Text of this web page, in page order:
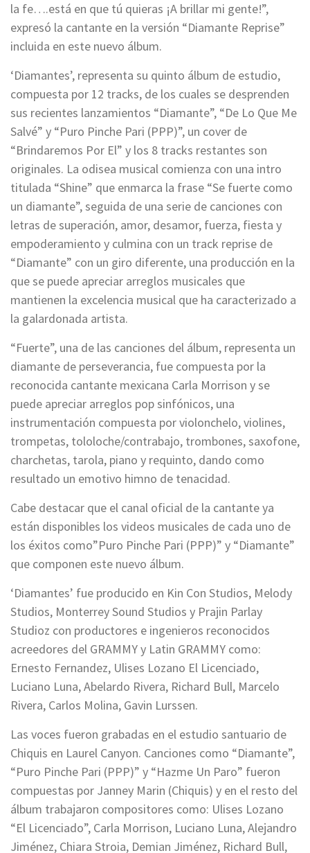
la fe….está en que tú quieras ¡A brillar mi gente!”,
expresó la cantante en la versión “Diamante Reprise”
incluida en este nuevo álbum.
‘Diamantes’, representa su quinto álbum de estudio,
compuesta por 12 tracks, de los cuales se desprenden
sus recientes lanzamientos “Diamante”, “De Lo Que Me
Salvé” y “Puro Pinche Pari (PPP)”, un cover de
“Brindaremos Por El” y los 8 tracks restantes son
originales. La odisea musical comienza con una intro
titulada “Shine” que enmarca la frase “Se fuerte como
un diamante”, seguida de una serie de canciones con
letras de superación, amor, desamor, fuerza, fiesta y
empoderamiento y culmina con un track reprise de
“Diamante” con un giro diferente, una producción en la
que se puede apreciar arreglos musicales que
mantienen la excelencia musical que ha caracterizado a
la galardonada artista.
“Fuerte”, una de las canciones del álbum, representa un
diamante de perseverancia, fue compuesta por la
reconocida cantante mexicana Carla Morrison y se
puede apreciar arreglos pop sinfónicos, una
instrumentación compuesta por violonchelo, violines,
trompetas, tololoche/contrabajo, trombones, saxofone,
charchetas, tarola, piano y requinto, dando como
resultado un emotivo himno de tenacidad.
Cabe destacar que el canal oficial de la cantante ya
están disponibles los videos musicales de cada uno de
los éxitos como”Puro Pinche Pari (PPP)” y “Diamante”
que componen este nuevo álbum.
‘Diamantes’ fue producido en Kin Con Studios, Melody
Studios, Monterrey Sound Studios y Prajin Parlay
Studioz con productores e ingenieros reconocidos
acreedores del GRAMMY y Latin GRAMMY como:
Ernesto Fernandez, Ulises Lozano El Licenciado,
Luciano Luna, Abelardo Rivera, Richard Bull, Marcelo
Rivera, Carlos Molina, Gavin Lurssen.
Las voces fueron grabadas en el estudio santuario de
Chiquis en Laurel Canyon. Canciones como “Diamante”,
“Puro Pinche Pari (PPP)” y “Hazme Un Paro” fueron
compuestas por Janney Marin (Chiquis) y en el resto del
álbum trabajaron compositores como: Ulises Lozano
“El Licenciado”, Carla Morrison, Luciano Luna, Alejandro
Jiménez, Chiara Stroia, Demian Jiménez, Richard Bull,